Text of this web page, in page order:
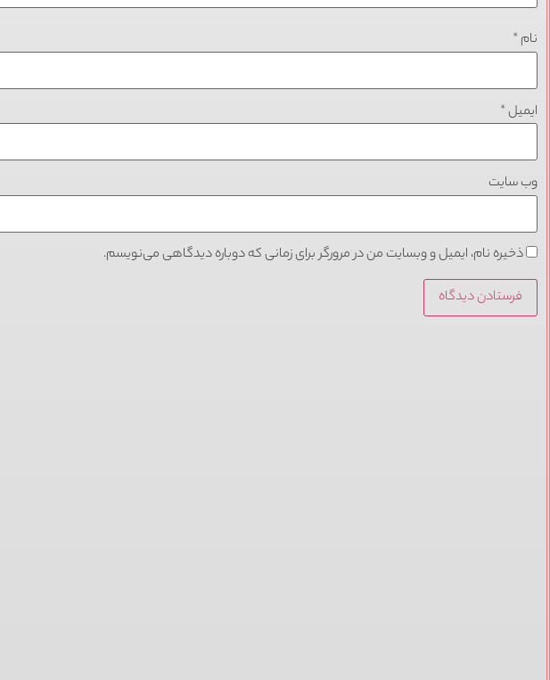
نام *
ایمیل*
وب‌ سایت
ذخیره نام، ایمیل و وبسایت من در مرورگر برای زمانی که دوباره دیدگاهی می‌نویسم.